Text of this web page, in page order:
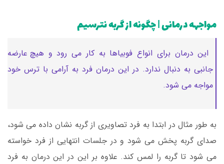
مواجهه درمانی | چگونه از گربه نترسیم
این درمان برای انواع فوبیاها به کار می رود و هیچ عارضه
جانبی به دنبال ندارد. در این درمان فرد به آرامی با ترس خود
مواجه می شود.
به طور مثال در ابتدا به فرد تصاویری از گربه نشان داده می شود،
صدای گربه پخش می شود و در جلسات انتهایی از فرد خواسته
می شود تا گربه را لمس کند. علاوه بر این در این درمان به فرد